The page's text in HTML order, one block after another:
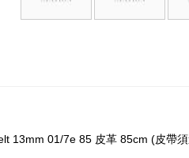
13mm 01/7e 85 皮革 85cm (皮帶